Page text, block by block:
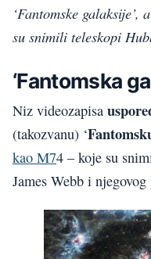
‘Fantomske
su snimili teleskopi
‘Fantomska
Niz videozapisa
(takozvanu) ‘
kao M74 – koje su
James Webb i